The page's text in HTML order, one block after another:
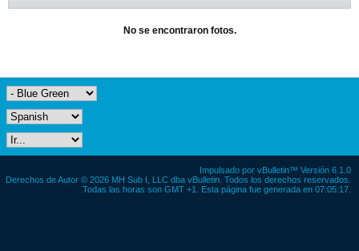
No se encontraron fotos.
Impulsado por vBulletin™ Versión 6.1.0
Derechos de Autor © 2026 MH Sub I, LLC dba vBulletin. Todos los derechos reservados.
Todas las horas son GMT +1. Esta página fue generada en 07:05:17.